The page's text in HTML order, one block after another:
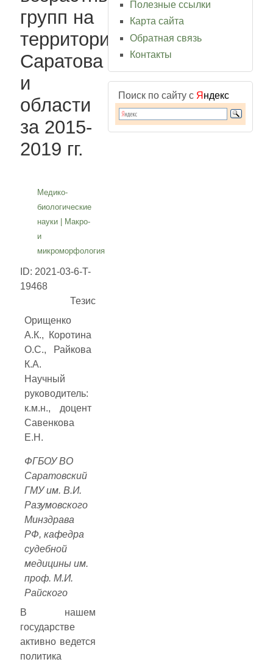
групп на
территории
Саратова
и
области
за 2015-
2019 гг.
Медико-
биологические
науки
Макро-
и
микроморфология
ID: 2021-03-6-T-
19468
Тезис
Орищенко
А.К., Коротина
О.С., Райкова
К.А.
Научный
руководитель:
к.м.н., доцент
Савенкова
Е.Н.
ФГБОУ ВО
Саратовский
ГМУ им. В.И.
Разумовского
Минздрава
РФ, кафедра
судебной
медицины им.
проф. М.И.
Райского
В нашем
государстве
активно ведется
политика
Полезные ссылки
Карта сайта
Обратная связь
Контакты
Поиск по сайту с Я ндекс